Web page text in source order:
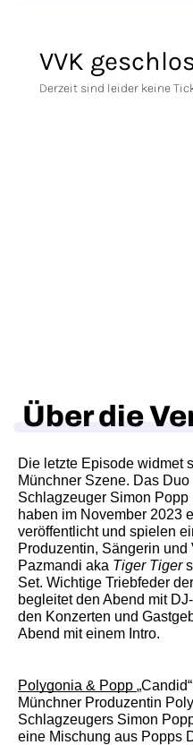
VVK
Derzeit sind leider keine
Über die
Die letzte Episode widmet
Münchner Szene. Das Duo
Schlagzeuger Simon
haben im November 2023
veröffentlicht und spielen
Produzentin, Sängerin
Pazmandi aka Tiger Tiger
Set. Wichtige Triebfeder
begleitet den Abend mit
den Konzerten und
Abend mit einem Intro.
Polygonia & Popp
Münchner Produzentin
Schlagzeugers Simon
eine Mischung aus Popps